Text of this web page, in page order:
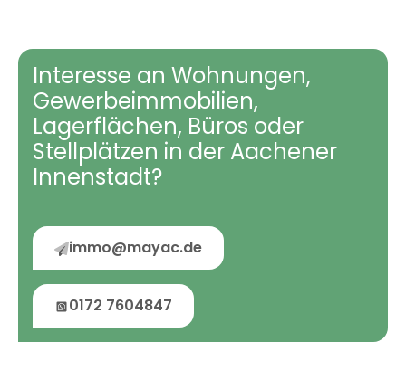
Interesse an Wohnungen,
Gewerbeimmobilien,
Lagerflächen, Büros oder
Stellplätzen in der Aachener
Innenstadt?
immo@mayac.de
0172 7604847